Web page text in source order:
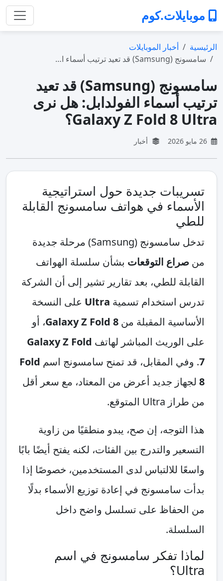
موبايلات.كوم
الرئيسية
أخبار الموبايلات
سامسونج (Samsung) قد تعيد ترتيب أسماء ا…
سامسونج (Samsung) قد تعيد
ترتيب أسماء الفولدابل: هل نرى
Galaxy Z Fold 8 Ultra؟
أخبار
تسريبات جديدة حول استراتيجية
الأسماء في هواتف سامسونج القابلة
للطي
تدخل سامسونج (Samsung) مرحلة جديدة
من صراع التوقعات بشأن سلسلة الهواتف
القابلة للطي، بعد تقارير تشير إلى أن الشركة
تدرس استخدام تسمية Ultra على النسخة
الأساسية المقبلة من Galaxy Z Fold 8، أو
على الوريث المباشر لهاتف Galaxy Z Fold
7. وفي المقابل، قد تمنح سامسونج اسم Fold
8 لجهاز جديد أعرض من المعتاد، مع سعر أقل
من طراز Ultra المتوقع.
هذا التوجه، إن صح، يبدو منطقيًا من زاوية
التسعير والتدرج بين الفئات، لكنه يفتح أيضًا بابًا
واسعًا للالتباس لدى المستخدمين، خصوصًا إذا
بدأت سامسونج في إعادة توزيع الأسماء بدلًا
من الحفاظ على تسلسل واضح داخل
السلسلة.
لماذا تفكر سامسونج في اسم
Ultra؟